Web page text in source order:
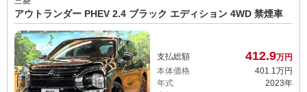
アウトランダー PHEV 2.4 ブラック エディション 4WD 禁煙車
支払総額 412.9万円
本体価格
401. 1 万円
年式
2023年